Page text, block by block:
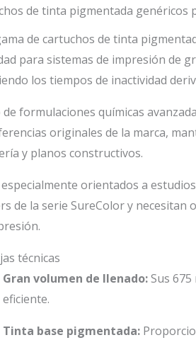
de tinta pigmentada genéricos
de cartuchos de tinta
para sistemas de impresión de
los tiempos de inactividad
de formulaciones químicas
originales de la marca,
y planos constructivos.
especialmente orientados a
de la serie SureColor y
técnicas
Gran volumen de llenado:Sus 675
eficiente.
Tinta base pigmentada: